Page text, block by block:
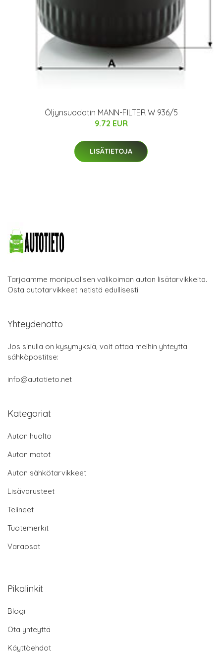
Öljynsuodatin MANN-FILTER W 936/5
9.72 EUR
LISÄTIETOJA
Tarjoamme monipuolisen valikoiman auton lisätarvikkeita.
Osta autotarvikkeet netistä edullisesti.
Yhteydenotto
Jos sinulla on kysymyksiä, voit ottaa meihin yhteyttä
sähköpostitse:
info@autotieto.net
Kategoriat
Auton huolto
Auton matot
Auton sähkötarvikkeet
Lisävarusteet
Telineet
Tuotemerkit
Varaosat
Pikalinkit
Blogi
Ota yhteyttä
Käyttöehdot